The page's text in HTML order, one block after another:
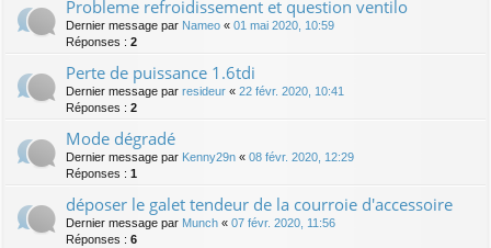
Probleme refroidissement et question ventilo
Dernier message par Nameo « 01 mai 2020, 10:59
Réponses : 2
Perte de puissance 1.6tdi
Dernier message par resideur « 22 févr. 2020, 10:41
Réponses : 2
Mode dégradé
Dernier message par Kenny29n « 08 févr. 2020, 12:29
Réponses : 1
déposer le galet tendeur de la courroie d'accessoire
Dernier message par Munch « 07 févr. 2020, 11:56
Réponses : 6